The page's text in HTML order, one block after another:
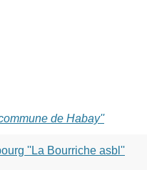
de Habay''
''La Bourriche asbl''